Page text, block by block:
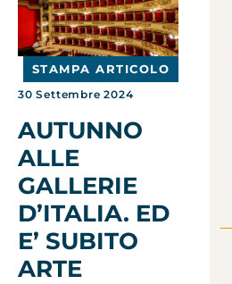
STAMPA ARTICOLO
30 Settembre 2024
AUTUNNO
ALLE
GALLERIE
D’ITALIA. ED
E’ SUBITO
ARTE